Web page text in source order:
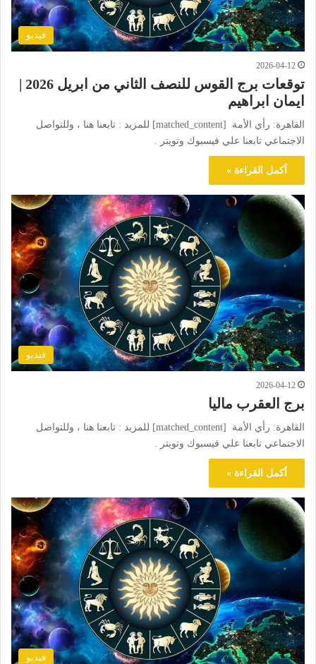
فيديو
2026-04-12
توقعات برج القوس للنصف الثاني من ابريل 2026 |
ايمان ابراهيم
القاهرة: رأي الأمة [matched_content] للمزيد : تابعنا هنا ، وللتواصل
الاجتماعي تابعنا علي فيسبوك وتويتر .
أكمل القراءة »
فيديو
2026-04-12
برج العقرب ماليا
القاهرة: رأي الأمة [matched_content] للمزيد : تابعنا هنا ، وللتواصل
الاجتماعي تابعنا علي فيسبوك وتويتر .
أكمل القراءة »
فيديو